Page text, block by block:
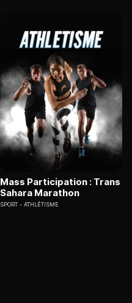
Mass Participation : Trans
Sahara Marathon
SPORT ATHLÉTISME